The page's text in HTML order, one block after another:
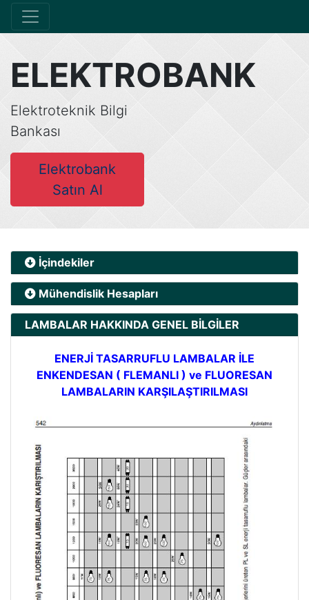
ELEKTROBANK
Elektroteknik Bilgi
Bankası
Elektrobank
Satın Al
İçindekiler
Mühendislik Hesapları
LAMBALAR HAKKINDA GENEL BİLGİLER
ENERJİ TASARRUFLU LAMBALAR İLE
ENKENDESAN ( FLEMANLI ) ve FLUORESAN
LAMBALARIN KARŞILAŞTIRILMASI